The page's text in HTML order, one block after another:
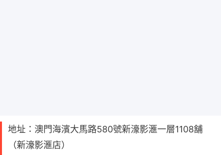
地址：澳門海濱大馬路580號新濠影滙一層1108舖
（新濠影滙店）